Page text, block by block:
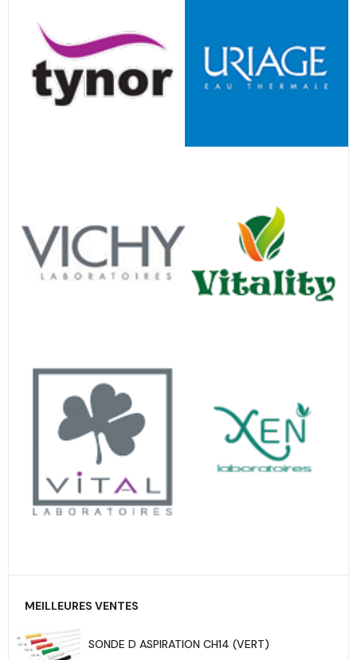
MEILLEURES VENTES
SONDE D ASPIRATION CH14 (VERT)